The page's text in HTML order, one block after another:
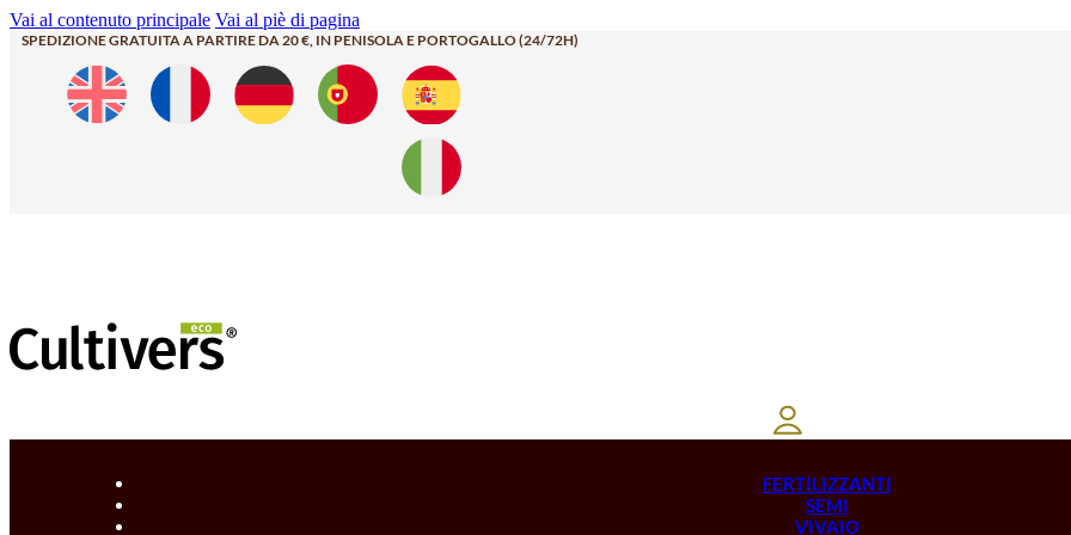
Vai al contenuto principale Vai al piè di pagina
SPEDIZIONE GRATUITA A PARTIRE DA 20 €, IN PENISOLA E PORTOGALLO (24/72H)
FERTILIZZANTI
SEMI
VIVAIO